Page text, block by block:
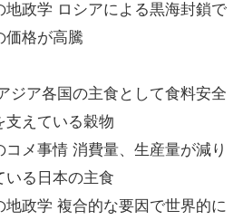
地政学 ロシアによる黒海封鎖で
価格が高騰
ジア各国の主食として食料安全
支えている穀物
コメ事情 消費量、生産量が減り
いる日本の主食
地政学 複合的な要因で世界的に